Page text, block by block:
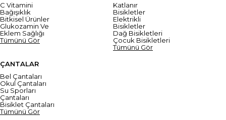
C Vitamini
Bağışıklık
Bitkisel Ürünler
Glukozamin Ve
Eklem Sağlığı
Tümünü Gör
Katlanır
Bisikletler
Elektrikli
Bisikletler
Dağ Bisikletleri
Çocuk Bisikletleri
Tümünü Gör
ÇANTALAR
Bel Çantaları
Okul Çantaları
Su Sporları
Çantaları
Bisiklet Çantaları
Tümünü Gör